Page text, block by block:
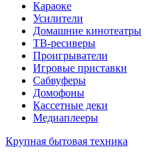
Караоке
Усилители
Домашние кинотеатры
ТВ-ресиверы
Проигрыватели
Игровые приставки
Сабвуферы
Домофоны
Кассетные деки
Медиаплееры
Крупная бытовая техника